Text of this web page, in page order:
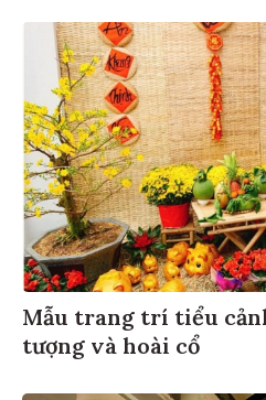
Mẫu trang trí tiểu
tượng và hoài cổ